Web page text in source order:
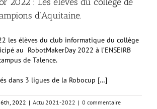
d’Aquitaine.
les élèves du club informatique du collège
au RobotMakerDay 2022 à l’ENSEIRB
de Talence.
dans 3 ligues de la Robocup […]
2022 | Actu 2021-2022 | 0 commentaire